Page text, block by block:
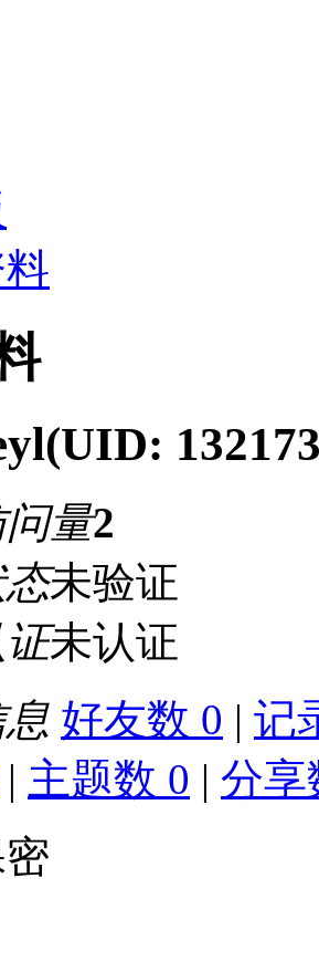
(UID:
量2
未验证
未认证
好友数 0 | 记
| 主题数 0 | 分享